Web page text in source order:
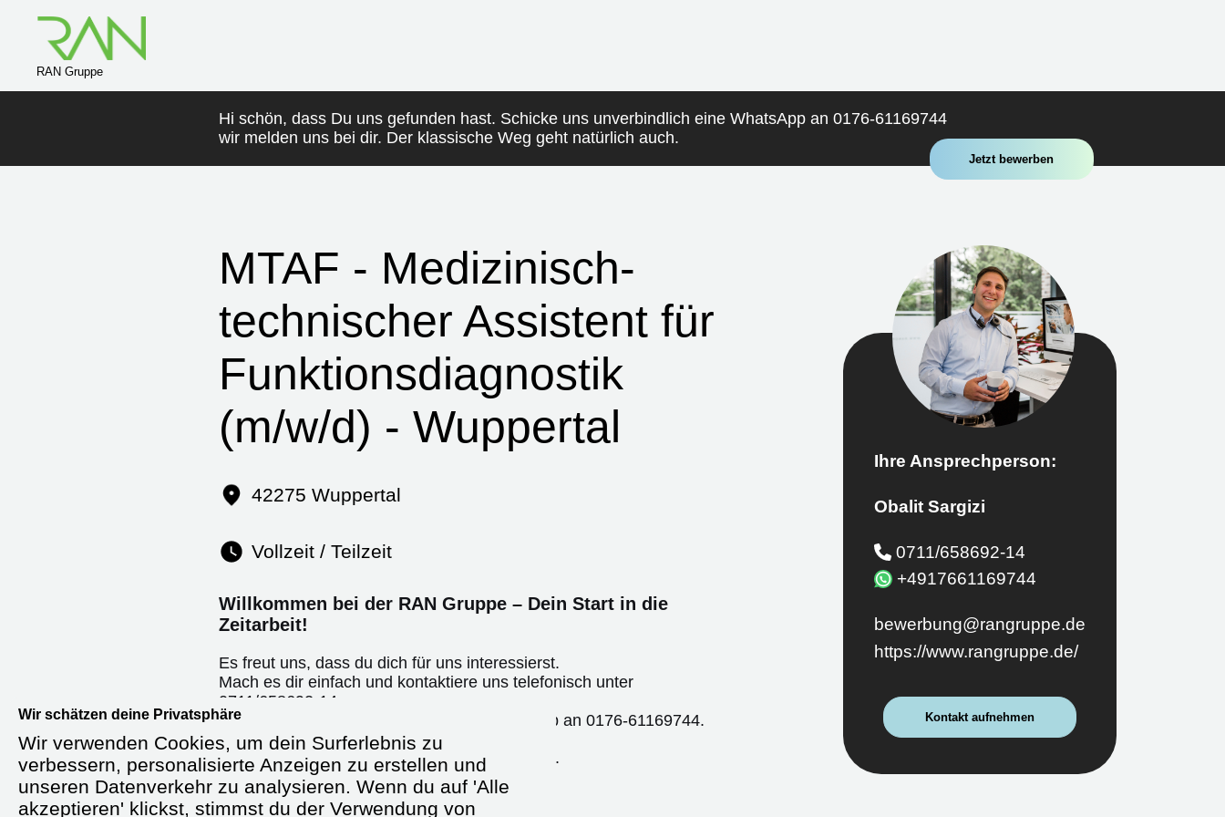
RAN Gruppe
Hi schön, dass Du uns gefunden hast. Schicke uns unverbindlich eine WhatsApp an 0176-61169744
wir melden uns bei dir. Der klassische Weg geht natürlich auch.
Jetzt bewerben
MTAF - Medizinisch-
technischer Assistent für
Funktionsdiagnostik
(m/w/d) - Wuppertal
42275 Wuppertal
Vollzeit / Teilzeit
Willkommen bei der RAN Gruppe – Dein Start in die
Zeitarbeit!
Es freut uns, dass du dich für uns interessierst.
Mach es dir einfach und kontaktiere uns telefonisch unter
0711/658692-14
oder sende uns eine Nachricht über WhatsApp an 0176-61169744.
Wir sind gespannt auf deine Kontaktaufnahme.
Ihre Ansprechperson:
Obalit Sargizi
0711/658692-14
+4917661169744
bewerbung@rangruppe.de
https://www.rangruppe.de/
Kontakt aufnehmen
Wir schätzen deine Privatsphäre
Wir verwenden Cookies, um dein Surferlebnis zu
verbessern, personalisierte Anzeigen zu erstellen und
unseren Datenverkehr zu analysieren. Wenn du auf 'Alle
akzeptieren' klickst, stimmst du der Verwendung von